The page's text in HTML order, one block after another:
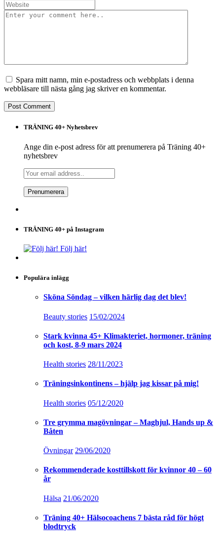
Spara mitt namn, min e-postadress och webbplats i denna
webbläsare till nästa gång jag skriver en kommentar.
TRÄNING 40+ Nyhetsbrev
Ange din e-post adress för att prenumerera på Träning 40+
nyhetsbrev
TRÄNING 40+ på Instagram
Följ här!
Populära inlägg
Sköna Söndag – vilken härlig dag det blev!
Beauty stories 15/02/2024
Stark kvinna 45+ Klimakteriet, hormoner, träning
och kost, 8-9 mars 2024
Health stories 28/11/2023
Träningsinkontinens – hjälp jag kissar på mig!
Health stories 05/12/2020
Tre grymma magövningar – Maghjul, Hands up &
Båten
Övningar 29/06/2020
Rekommenderade kosttillskott för kvinnor 40 – 60
år
Hälsa 21/06/2020
Träning 40+ Hälsocoachens 7 bästa råd för högt
blodtryck